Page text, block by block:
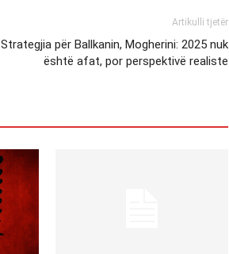
Artikulli tjetër
Strategjia për Ballkanin, Mogherini: 2025 nuk
është afat, por perspektivë realiste